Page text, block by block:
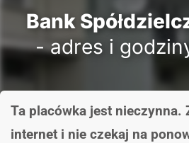
Bank
- adres i
Ta placówka jest nieczynna.
internet i nie czekaj na